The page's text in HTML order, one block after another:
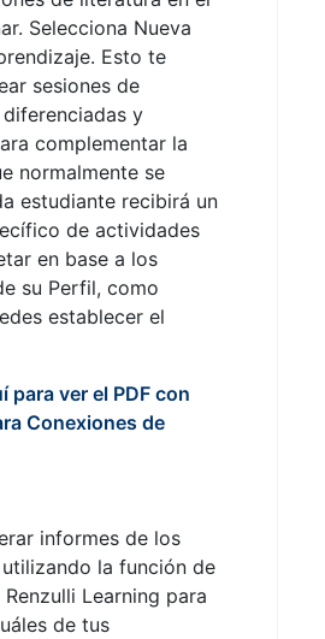
Selecciona Nueva
Esto te
sesiones de
y
complementar la
normalmente se
estudiante recibirá un
de actividades
en base a los
su Perfil, como
establecer el
para ver el PDF con
Conexiones de
informes de los
la función de
Learning para
de tus